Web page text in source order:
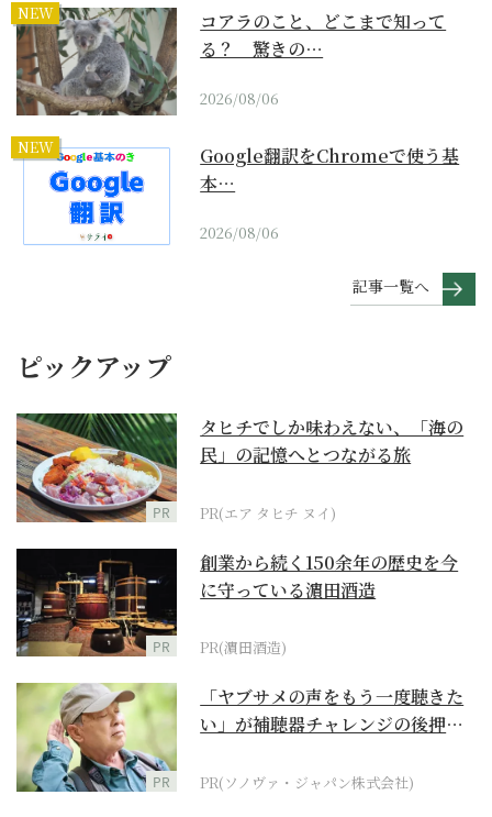
NEW
コアラのこと、どこまで知って
る？ 驚きの…
2026/08/06
NEW
Google翻訳をChromeで使う基
本…
2026/08/06
記事一覧へ
ピックアップ
PR
タヒチでしか味わえない、「海の
民」の記憶へとつながる旅
PR(エア タヒチ ヌイ)
PR
創業から続く150余年の歴史を今
に守っている濵田酒造
PR(濵田酒造)
PR
「ヤブサメの声をもう一度聴きた
い」が補聴器チャレンジの後押し
PR(ソノヴァ・ジャパン株式会社)